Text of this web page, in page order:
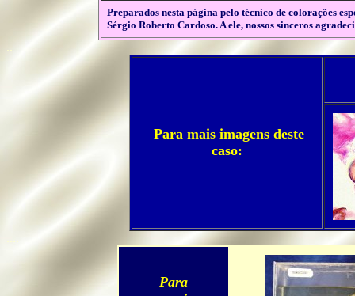
Preparados nesta página pelo técnico de colorações
Sérgio Roberto Cardoso. A ele, nossos sinceros
..
Para mais imagens deste
caso:
....
Para